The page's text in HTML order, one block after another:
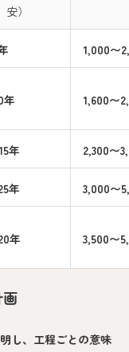
安）
1,000〜
年 1,600〜
年 2,300〜
年 3,000〜
年 3,500〜
し、工程ごとの意味